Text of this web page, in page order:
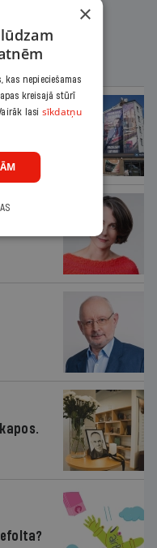
par
×
kas nepieciešamas
kreisajā stūrī
lasi sīkdatņu